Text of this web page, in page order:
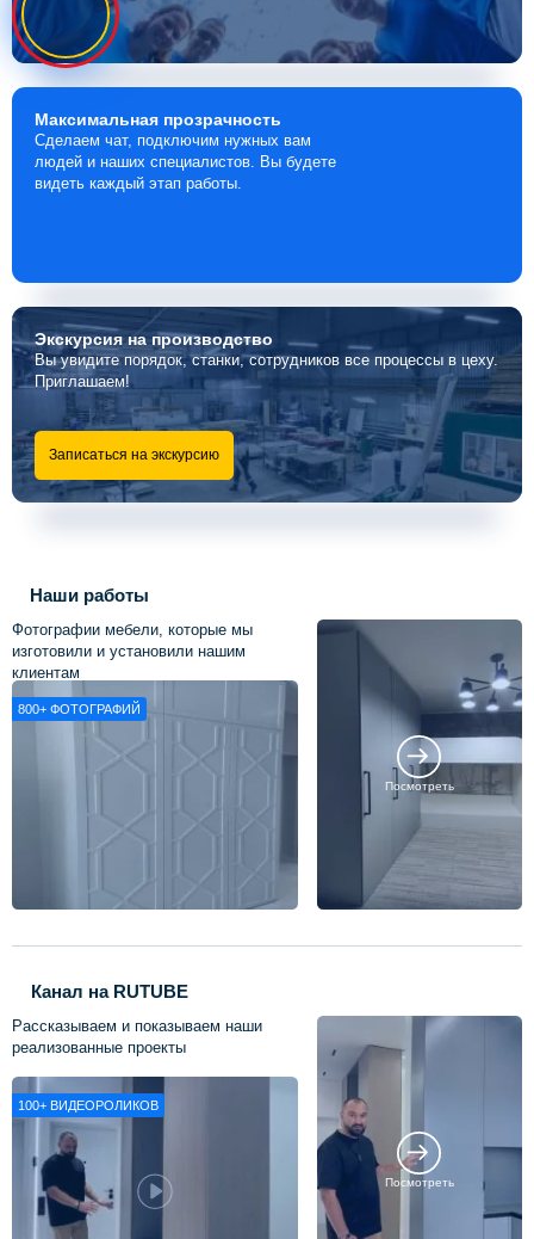
Максимальная прозрачность
Сделаем чат, подключим нужных вам
людей и наших специалистов. Вы будете
видеть каждый этап работы.
Экскурсияна производство
Вы увидите порядок, станки, сотрудников все процессы в цеху.
Приглашаем!
Записаться на экскурсию
Наши работы
Фотографии мебели, которые мы
изготовили и установили нашим
клиентам
800+ ФОТОГРАФИЙ
Посмотреть
Канал на RUTUBE
Рассказываем и показываем наши
реализованные проекты
100+ ВИДЕОРОЛИКОВ
Посмотреть